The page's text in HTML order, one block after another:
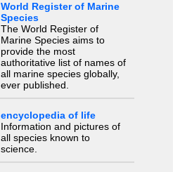
World Register of Marine
Species
The World Register of
Marine Species aims to
provide the most
authoritative list of names of
all marine species globally,
ever published.
encyclopedia of life
Information and pictures of
all species known to
science.